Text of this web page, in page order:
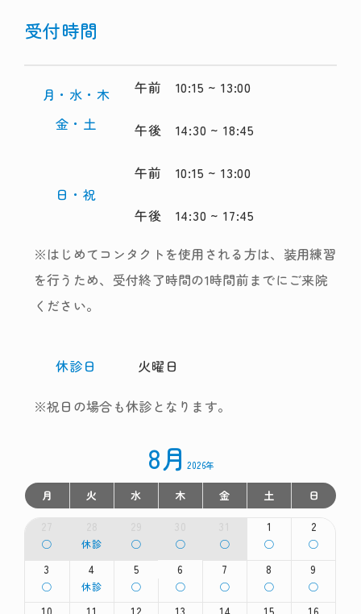
受付時間
月・水・木
金・土
午前 10:15 ~ 13:00
午後 14:30 ~ 18:45
日・祝
午前 10:15 ~ 13:00
午後 14:30 ~ 17:45
※はじめてコンタクトを使用される方は、装用練習
を行うため、受付終了時間の1時間前までにご来院
ください。
休診日 火曜日
※祝日の場合も休診となります。
8月 2026年
月 火 水 木 金 土 日
1 2
月
日,
月
◯
火
日,
月
休診
水
日,
月
◯
木
日,
月
◯
金
日,
月
◯
土
日,
月
◯
日
日,
月
◯
3 4 5 6 7 8 9
月
日,
◯
火
日,
休診
水
日,
◯
木
日,
◯
金
日,
◯
土
日,
◯
日
日,
◯
10 11 12 13 14 15 16